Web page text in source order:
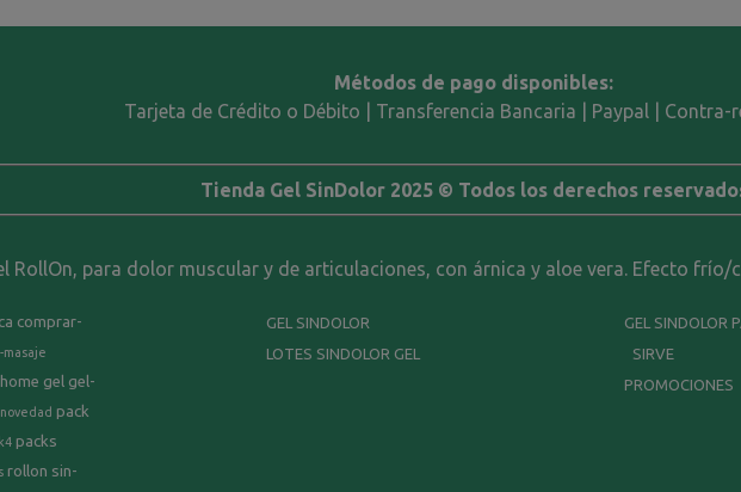
Métodos de pago disponibles:
Tarjeta de Crédito o Débito | Transferencia Bancaria | Paypal | Contra-
Tienda Gel SinDolor 2025 © Todos los derechos
RollOn, para dolor muscular y de articulaciones, con árnica y aloe vera. Efecto frío/
comprar-
masaje
gel gel-
novedad pack
packs
rollon sin-
GEL SINDOLOR
LOTES SINDOLOR GEL
GEL SINDOLOR
SIRVE
PROMOCIONES